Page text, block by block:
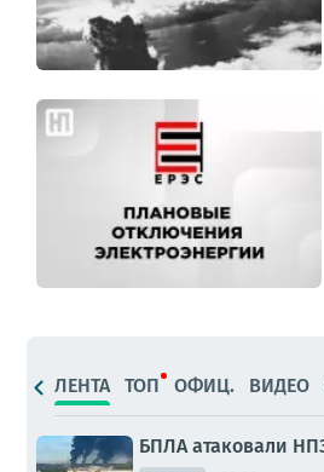
ЛЕНТА ТОП ОФИЦ. ВИДЕО
БПЛА атаковали